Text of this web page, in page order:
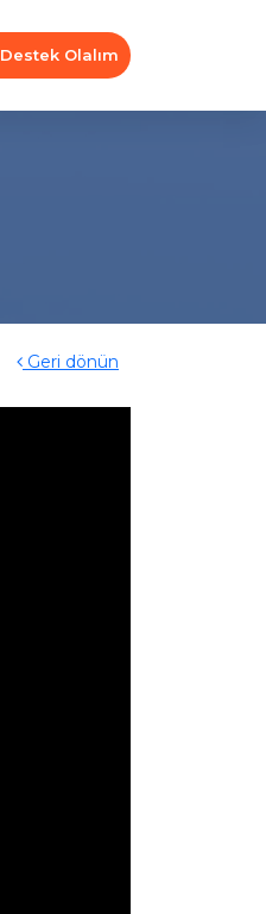
Destek Olalım
Geri dönün